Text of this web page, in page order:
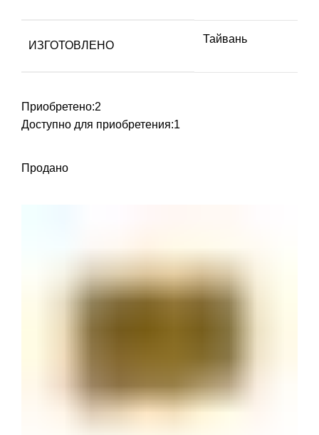
ИЗГОТОВЛЕНО
Тайвань
Приобретено:2
Доступно для приобретения:1
Продано